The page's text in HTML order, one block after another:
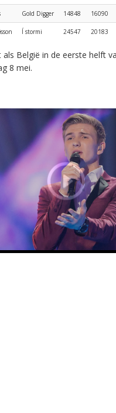
Gold Digger 14848 16090
Í stormi 24547 20183
als België in de eerste helft
8 mei.